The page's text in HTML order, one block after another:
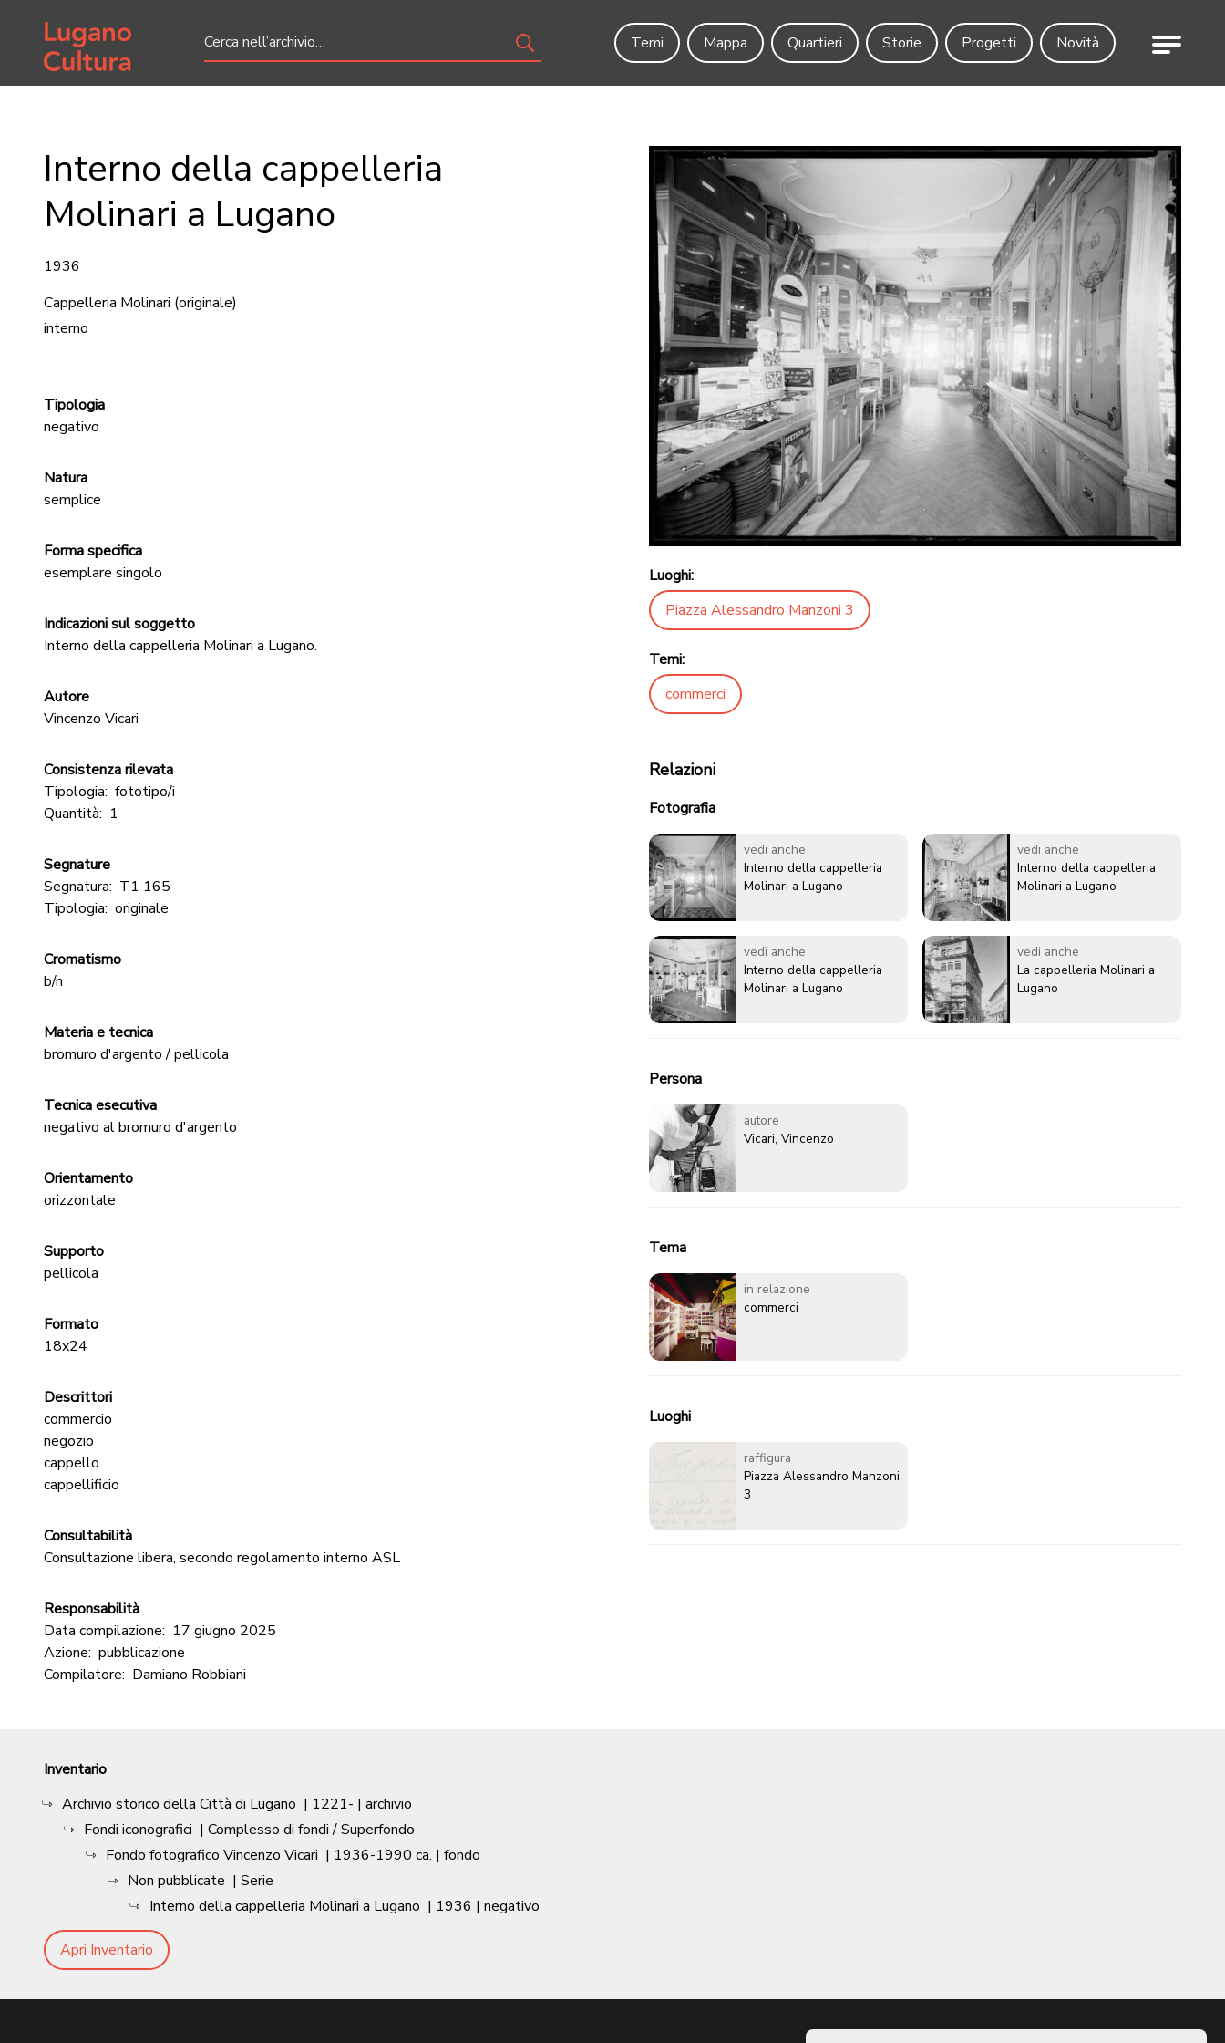
Home page
Temi
Mappa Quartieri Storie Progetti Novità Menu
Interno della cappelleria
Molinari a Lugano
1936
Cappelleria Molinari (originale)
interno
Tipologia
negativo
Natura
semplice
Forma specifica
esemplare singolo
Indicazioni sul soggetto
Interno della cappelleria Molinari a Lugano.
Autore
Vincenzo Vicari
Consistenza rilevata
Tipologia: fototipo/i
Quantità: 1
Segnature
Segnatura: T1 165
Tipologia: originale
Cromatismo
b/n
Materia e tecnica
bromuro d'argento / pellicola
Tecnica esecutiva
negativo al bromuro d'argento
Orientamento
orizzontale
Supporto
pellicola
Formato
18x24
Descrittori
commercio
negozio
cappello
cappellificio
Consultabilità
Consultazione libera, secondo regolamento interno ASL
Responsabilità
Data compilazione: 17 giugno 2025
Azione: pubblicazione
Compilatore: Damiano Robbiani
Luoghi:
Piazza Alessandro Manzoni 3
Temi:
commerci
Relazioni
Fotografia
vedi anche
Interno della cappelleria
Molinari a Lugano
vedi anche
Interno della cappelleria
Molinari a Lugano
vedi anche
Interno della cappelleria
Molinari a Lugano
vedi anche
La cappelleria Molinari a
Lugano
Persona
autore
Vicari, Vincenzo
Tema
in relazione
commerci
Luoghi
raffigura
Piazza Alessandro Manzoni
3
Inventario
Archivio storico della Città di Lugano | 1221- | archivio
Fondi iconografici | Complesso di fondi / Superfondo
Fondo fotografico Vincenzo Vicari | 1936-1990 ca. | fondo
Non pubblicate | Serie
Interno della cappelleria Molinari a Lugano | 1936 | negativo
Apri Inventario